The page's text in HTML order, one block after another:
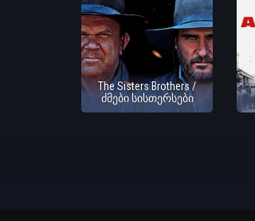
The Sisters Brothers /
ძმები სისთერსები